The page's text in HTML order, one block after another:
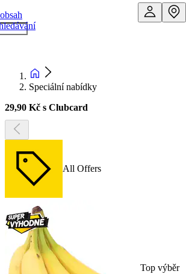
Speciální nabídky
29,90 Kč s Clubcard
All Offers
Top výběr